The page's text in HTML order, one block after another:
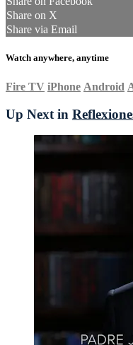
Share on X
Share via Email
Watch anywhere, anytime
Fire TV iPhone Android
Up Next in